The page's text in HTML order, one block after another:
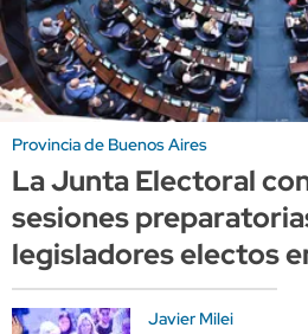
Provincia de Buenos Aires
La Junta Electoral
sesiones
legisladores electos
Javier Milei